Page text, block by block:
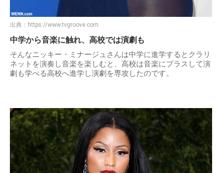
出典： https://www.tvgroove.com
中学から音楽に触れ、高校では演劇も
そんなニッキー・ミナージュさんは中学に進学するとクラリ
ネットを演奏し音楽を楽しむと、高校は音楽にプラスして演
劇も学べる高校へ進学し演劇を専攻したのです。